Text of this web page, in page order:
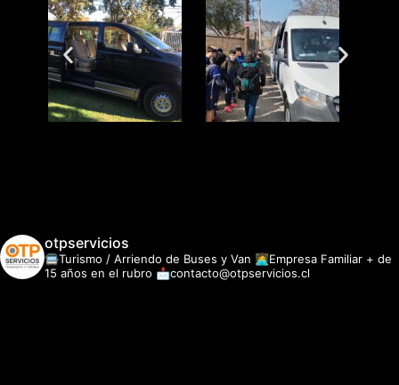
otpservicios
🚍Turismo / Arriendo de Buses y Van 👩‍💻Empresa Familiar + de
15 años en el rubro 📩contacto@otpservicios.cl